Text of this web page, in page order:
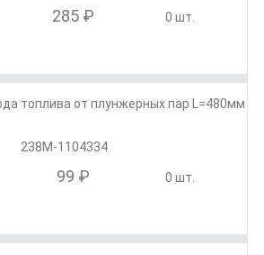
285 ₽ 0 шт.
топлива от плунжерных пар L=480мм
238М-1104334
99 ₽ 0 шт.